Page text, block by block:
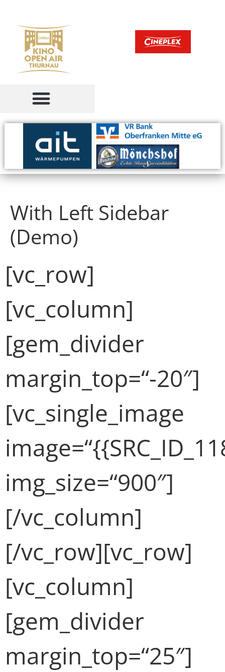
With Left Sidebar
(Demo)
[vc_row]
[vc_column]
[gem_divider
margin_top=“-20″]
[vc_single_image
img_size=“900″]
[/vc_column]
[/vc_row][vc_row]
[vc_column]
[gem_divider
margin_top=“25″]